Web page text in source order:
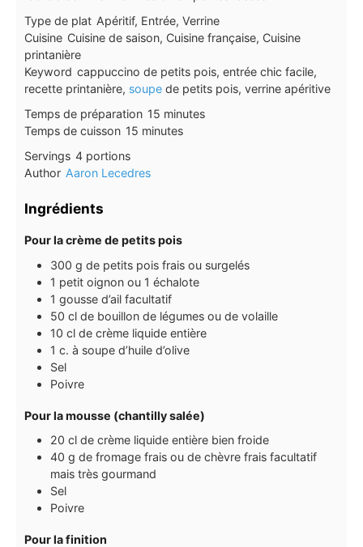
Type de plat Apéritif, Entrée, Verrine
Cuisine Cuisine de saison, Cuisine française, Cuisine
printanière
Keyword cappuccino de petits pois, entrée chic facile,
recette printanière, soupe de petits pois, verrine apéritive
Temps de préparation 15minutes
minutes
Temps de cuisson 15minutes
minutes
Servings 4 portions
Author Aaron Lecedres
Ingrédients
Pour la crème de petits pois
300 g de petits pois frais ou surgelés
1 petit oignon ou 1 échalote
1 gousse d’ail facultatif
50 cl de bouillon de légumes ou de volaille
10 cl de crème liquide entière
1 c. à soupe d’huile d’olive
Sel
Poivre
Pour la mousse (chantilly salée)
20 cl de crème liquide entière bien froide
40 g de fromage frais ou de chèvre frais facultatif
mais très gourmand
Sel
Poivre
Pour la finition